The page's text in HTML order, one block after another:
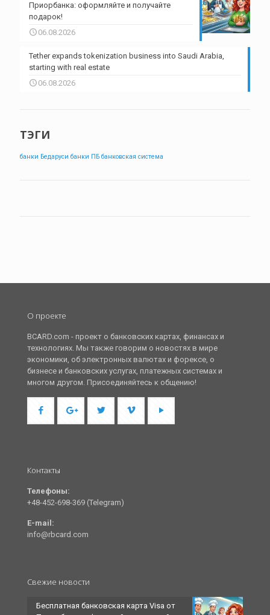
Приорбанка: оформляйте и получайте
подарок!
06.08.2026
Tether expands tokenization business into Saudi Arabia,
starting with real estate
06.08.2026
ТЭГИ
банки Бедаруси банки ПБ банковская система
О проекте
BCARD.com - проект о банковских картах, финансах и
технологиях. Мы также говорим о новостях в мире
экономики, об электронных валютах и форексе, о
бизнесе и банковских услугах, платежных системах и
многом другом. Присоединяйтесь к общению!
Контакты
Телефоны:
+48-452-698-369 (Telegram)
E-mail:
info@rbcard.com
Свежие новости
Бесплатная банковская карта Visa от